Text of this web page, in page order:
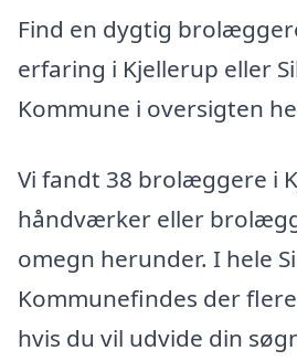
Find en dygtig
erfaring i Kjellerup eller
Kommune i oversigten
Vi fandt 38 brolæggere i
håndværker eller
omegn herunder. I hele
Kommunefindes der
hvis du vil udvide din